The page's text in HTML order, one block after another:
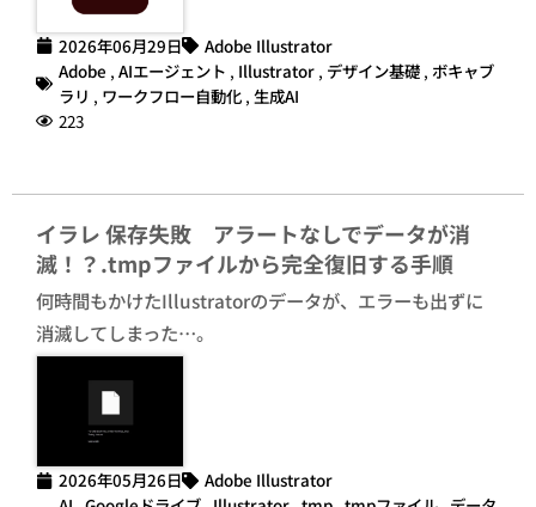
2026年06月29日
Adobe Illustrator
Adobe , AIエージェント , Illustrator , デザイン基礎 , ボキャブ
ラリ , ワークフロー自動化 , 生成AI
223
イラレ 保存失敗 アラートなしでデータが消
滅！？.tmpファイルから完全復旧する手順
何時間もかけたIllustratorのデータが、エラーも出ずに
消滅してしまった…。
2026年05月26日
Adobe Illustrator